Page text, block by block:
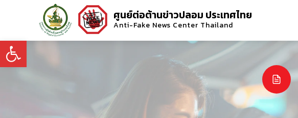
Open toolbar
ศูนย์ต่อต้านข่าวปลอม ประเทศไทย
Anti-Fake News Center Thailand